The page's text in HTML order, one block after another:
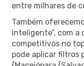
entre milhares de
Também
inteligente”, com a
competitivos no
pode aplicar filtros